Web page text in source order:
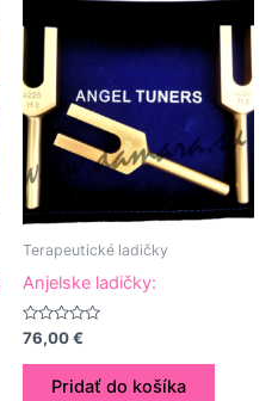
Terapeutické ladičky
Anjelske ladičky:
Hodnotenie
0
z
76,00€
Pridať do košíka